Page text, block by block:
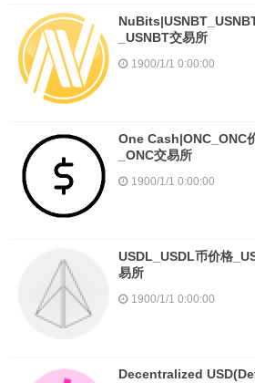
_USNBT交易所
1900/1/1 0:00:00
One Cash|ONC_ONC
_ONC交易所
1900/1/1 0:00:00
USDL_USDL币价格
易所
1900/1/1 0:00:00
Decentralized